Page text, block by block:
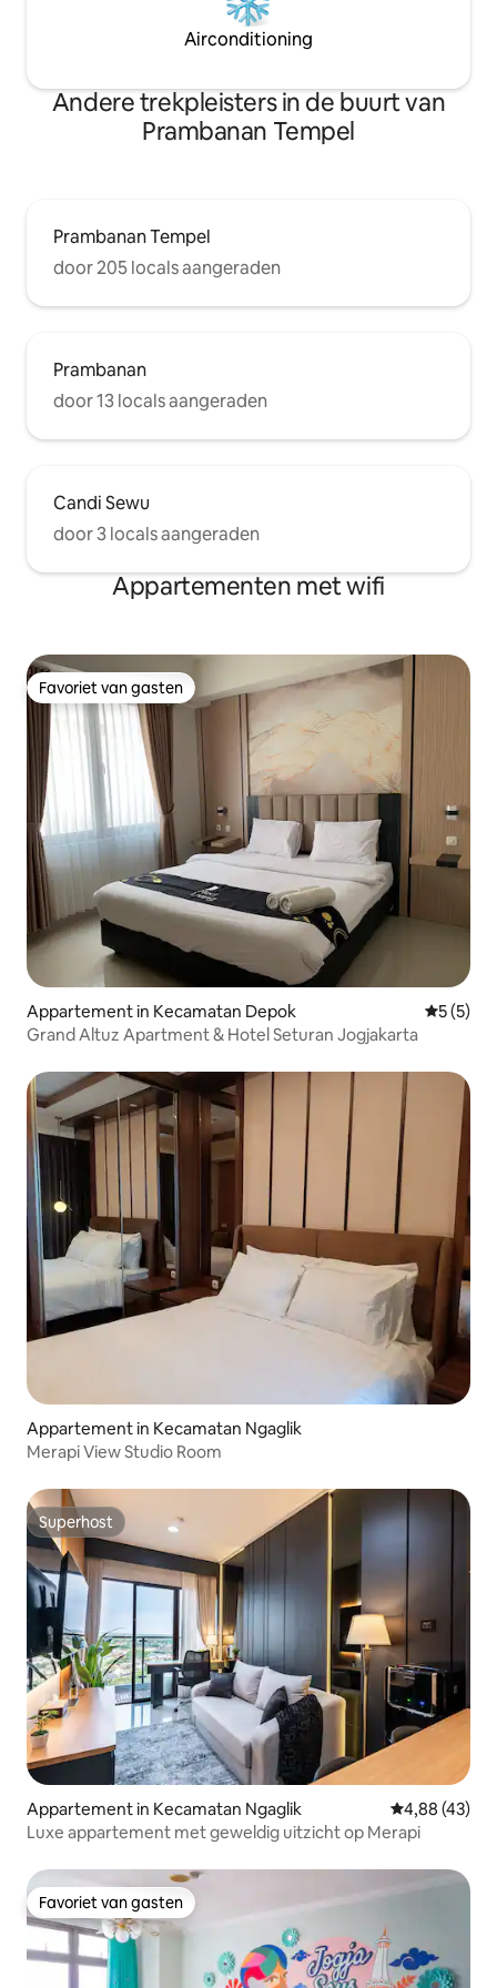
Airconditioning
Andere trekpleisters in de buurt van
Prambanan Tempel
Prambanan Tempel
door 205 locals aangeraden
Prambanan
door 13 locals aangeraden
Candi Sewu
door 3 locals aangeraden
Appartementen met wifi
Favoriet van gasten
Favoriet van gasten
Appartement in Kecamatan Depok
5 (5)
Grand Altuz Apartment & Hotel Seturan Jogjakarta
Appartement in Kecamatan Ngaglik
Merapi View Studio Room
Superhost
Superhost
Appartement in Kecamatan Ngaglik Gemiddelde
4,88 (43)
Luxe appartement met geweldig uitzicht op Merapi
Favoriet van gasten
Favoriet van gasten